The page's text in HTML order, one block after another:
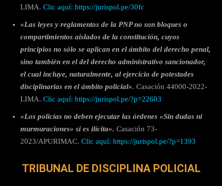
LIMA. Clic aquí: https://jurispol.pe/30fc
«Las leyes y reglamentos de la PNP no son bloques o
compartimientos aislados de la constitución, cuyos
principios no sólo se aplican en el ámbito del derecho penal,
sino también en el del derecho administrativo sancionador,
el cual incluye, naturalmente, al ejercicio de potestades
disciplinarias en el ámbito policial». Casación 44000-2022-
LIMA. Clic aquí: https://jurispol.pe/?p=22603
«Los policías no deben ejecutar las órdenes «Sin dudas ni
murmuraciones» si es ilícita». Casación 73-
2023/APURIMAC. Clic aquí: https://jurispol.pe/?p=1393
TRIBUNAL DE DISCIPLINA POLICIAL